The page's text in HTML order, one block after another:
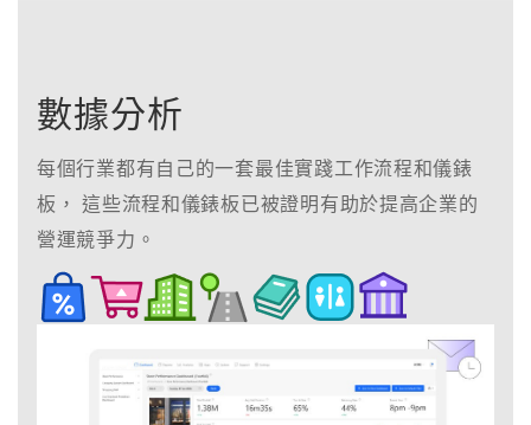
數據分析
每個行業都有自己的一套最佳實踐工作流程和儀錶
板， 這些流程和儀錶板已被證明有助於提高企業的
營運競爭力。